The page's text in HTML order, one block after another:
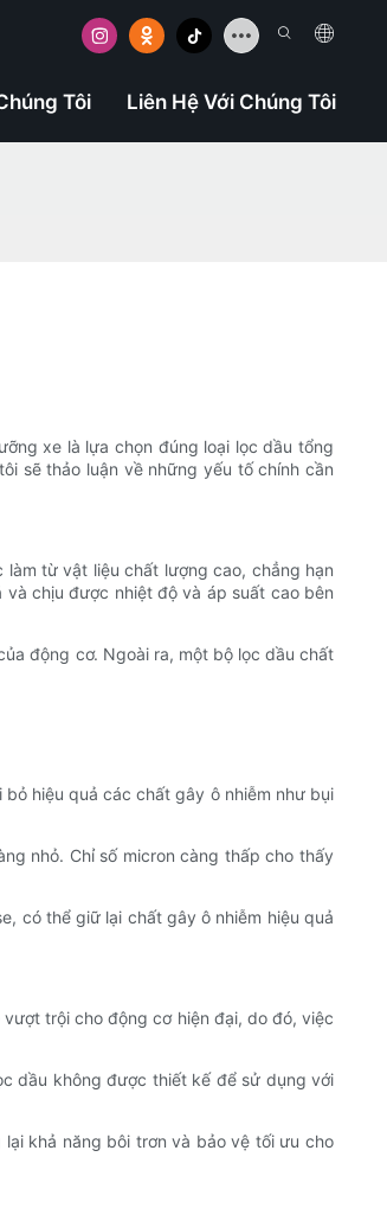
Tôi Liên Hệ Với Chúng Tôi
xe là lựa chọn đúng loại lọc dầu tổng
sẽ thảo luận về những yếu tố chính cần
từ vật liệu chất lượng cao, chẳng hạn
chịu được nhiệt độ và áp suất cao bên
động cơ. Ngoài ra, một bộ lọc dầu chất
hiệu quả các chất gây ô nhiễm như bụi
nhỏ. Chỉ số micron càng thấp cho thấy
có thể giữ lại chất gây ô nhiễm hiệu quả
trội cho động cơ hiện đại, do đó, việc
dầu không được thiết kế để sử dụng với
khả năng bôi trơn và bảo vệ tối ưu cho